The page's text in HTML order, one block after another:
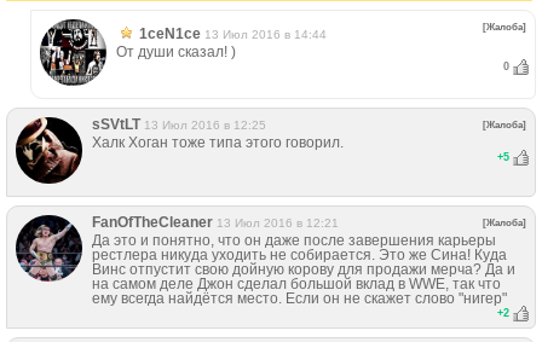
1ceN1ce 13 Июл 2016 в 14:44
[Жалоба]
От души сказал! )
0
sSVtLT 13 Июл 2016 в 12:25 [Жалоба]
Халк Хоган тоже типа этого говорил.
+5
FanOfTheCleaner 13 Июл 2016 в 12:21 [Жалоба]
Да это и понятно, что он даже после завершения карьеры
рестлера никуда уходить не собирается. Это же Сина! Куда
Винс отпустит свою дойную корову для продажи мерча? Да и
на самом деле Джон сделал большой вклад в WWE, так что
ему всегда найдётся место. Если он не скажет слово "нигер"
+2